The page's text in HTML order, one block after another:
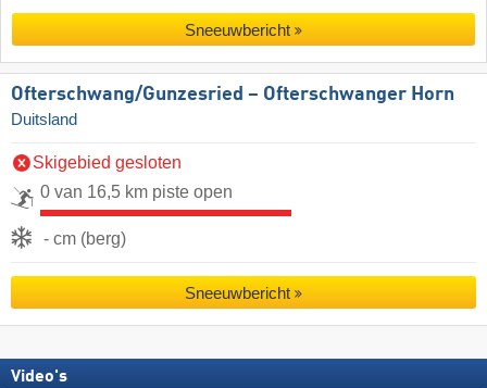
Sneeuwbericht
Ofterschwang/​Gunzesried – Ofterschwanger Horn
Duitsland
Skigebied gesloten
0 van 16,5 km piste open
- cm (berg)
Sneeuwbericht
Video's